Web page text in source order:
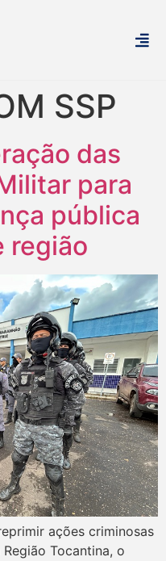
SSP
das
para
pública
região
ações criminosas
Tocantina, o